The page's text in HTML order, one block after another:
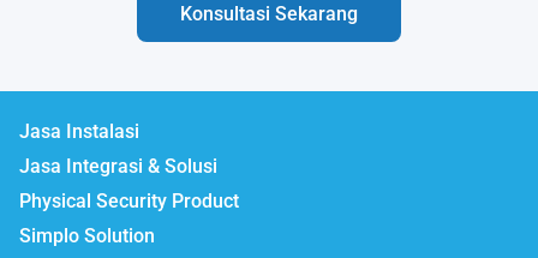
Konsultasi Sekarang
Jasa Instalasi
Jasa Integrasi & Solusi
Physical Security Product
Simplo Solution